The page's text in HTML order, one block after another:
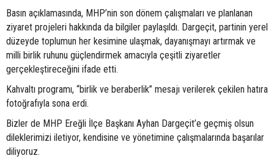
Basın açıklamasında, MHP’nin son dönem çalışmaları ve planlanan
ziyaret projeleri hakkında da bilgiler paylaşıldı. Dargeçit, partinin yerel
düzeyde toplumun her kesimine ulaşmak, dayanışmayı artırmak ve
milli birlik ruhunu güçlendirmek amacıyla çeşitli ziyaretler
gerçekleştireceğini ifade etti.
Kahvaltı programı, “birlik ve beraberlik” mesajı verilerek çekilen hatıra
fotoğrafıyla sona erdi.
Bizler de MHP Ereğli İlçe Başkanı Ayhan Dargeçit’e geçmiş olsun
dileklerimizi iletiyor, kendisine ve yönetimine çalışmalarında başarılar
diliyoruz.